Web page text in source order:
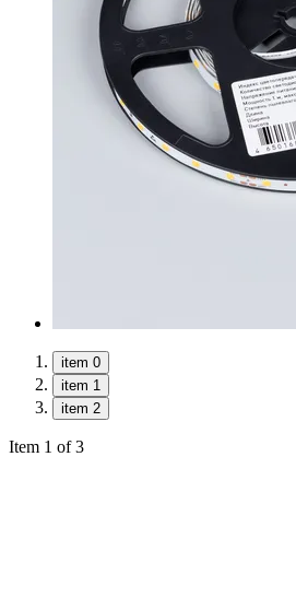
item 0
item 1
item 2
Item 1 of 3